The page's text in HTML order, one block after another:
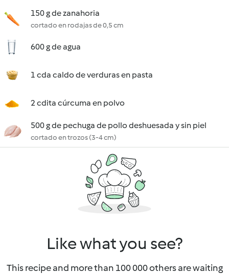
150 g de zanahoria
cortado en rodajas de 0,5 cm
600 g de agua
1 cda caldo de verduras en pasta
2 cdita cúrcuma en polvo
500 g de pechuga de pollo deshuesada y sin piel
cortado en trozos (3-4 cm)
Like what you see?
This recipe and more than 100 000 others are waiting